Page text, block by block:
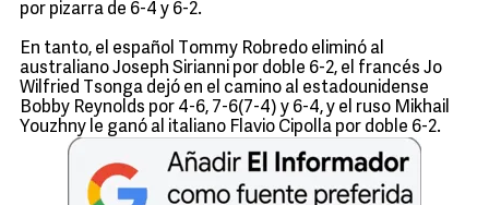
por pizarra de 6-4 y 6-2.
En tanto, el español Tommy Robredo eliminó al
australiano Joseph Sirianni por doble 6-2, el francés Jo
Wilfried Tsonga dejó en el camino al estadounidense
Bobby Reynolds por 4-6, 7-6(7-4) y 6-4, y el ruso Mikhail
Youzhny le ganó al italiano Flavio Cipolla por doble 6-2.